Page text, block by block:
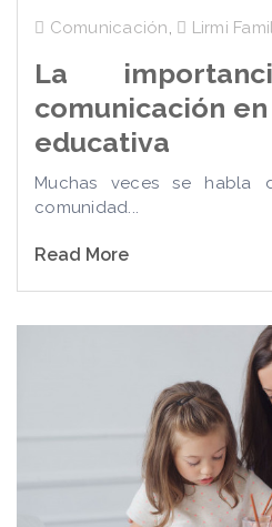
Comunicación, Lirmi
La
comunicación
educativa
Muchas veces se habla
comunidad...
Read More